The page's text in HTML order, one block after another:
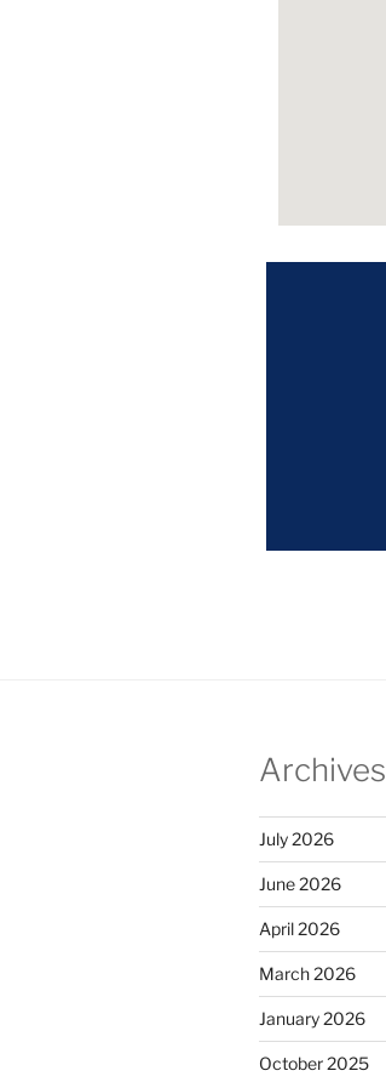
Archives
July 2026
June 2026
April 2026
March 2026
January 2026
October 2025